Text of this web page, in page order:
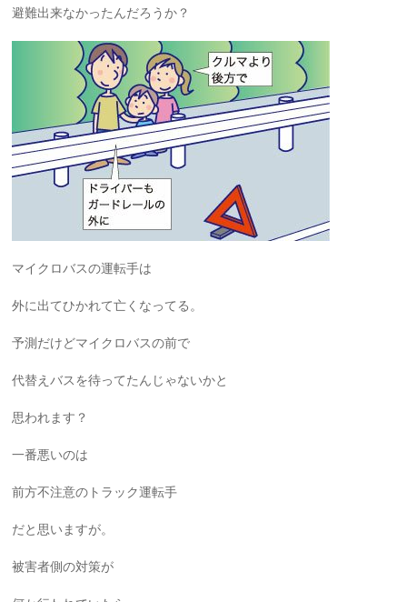
避難出来なかったんだろうか？
マイクロバスの運転手は
外に出てひかれて亡くなってる。
予測だけどマイクロバスの前で
代替えバスを待ってたんじゃないかと
思われます？
一番悪いのは
前方不注意のトラック運転手
だと思いますが。
被害者側の対策が